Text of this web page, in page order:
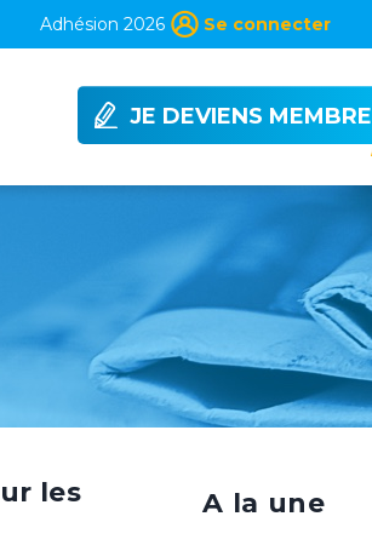
Adhésion 2026 Se connecter
JE DEVIENS MEMBRE
les
A la une